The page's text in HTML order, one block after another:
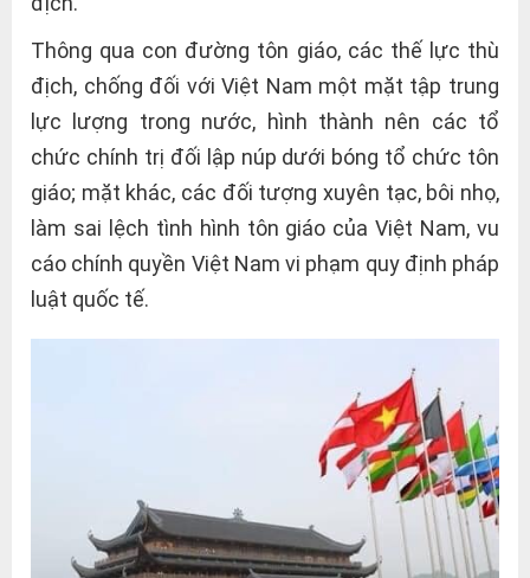
Thông qua con đường tôn giáo, các thế lực thù
địch, chống đối với Việt Nam một mặt tập trung
lực lượng trong nước, hình thành nên các tổ
chức chính trị đối lập núp dưới bóng tổ chức tôn
giáo; mặt khác, các đối tượng xuyên tạc, bôi nhọ,
làm sai lệch tình hình tôn giáo của Việt Nam, vu
cáo chính quyền Việt Nam vi phạm quy định pháp
luật quốc tế.